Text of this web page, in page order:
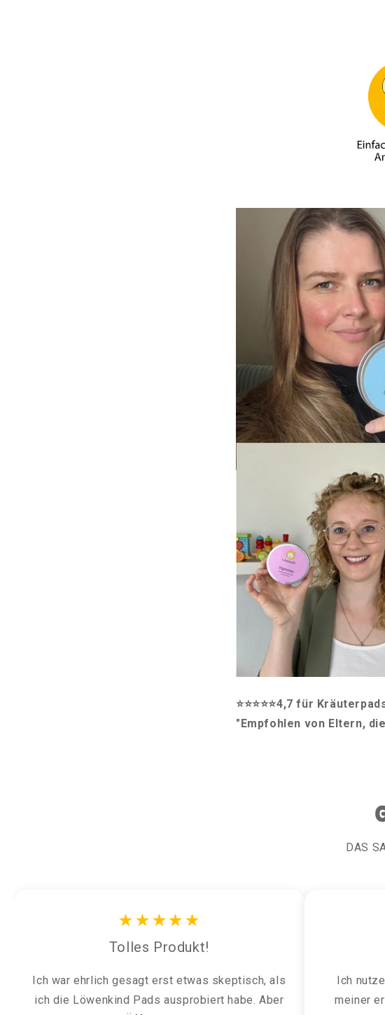
⭐⭐⭐⭐⭐4,7 für
"Empfohlen von Eltern,
DAS
★★★★★
Tolles Produkt!
Ich war ehrlich gesagt erst etwas skeptisch, als
ich die Löwenkind Pads ausprobiert habe. Aber
Ich
meiner